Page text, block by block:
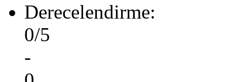
Derecelendirme:
0/5
-